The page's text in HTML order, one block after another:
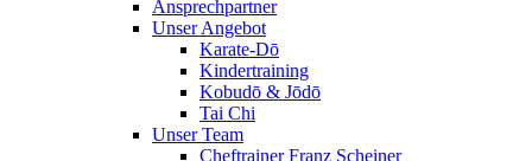
Ansprechpartner
Unser Angebot
Karate-Dō
Kindertraining
Kobudō & Jōdō
Tai Chi
Unser Team
Cheftrainer Franz Scheiner